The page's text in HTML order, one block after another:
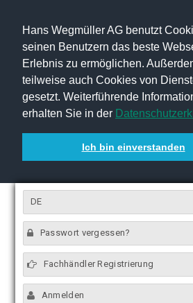
Hans Wegmüller AG benutzt
seinen Benutzern das beste
Erlebnis zu ermöglichen.
teilweise auch Cookies von
gesetzt. Weiterführende
erhalten Sie in der
Ich bin einverstanden
DE
Passwort vergessen?
Fachhändler Registrierung
Anmelden